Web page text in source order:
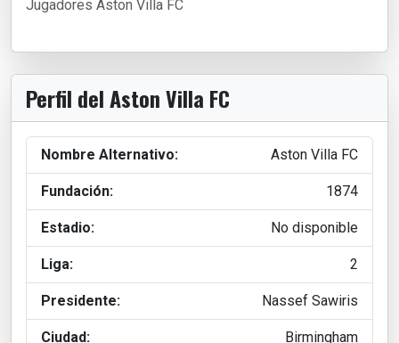
Jugadores Aston Villa FC
Perfil del Aston Villa FC
Nombre Alternativo: Aston Villa FC
Fundación: 1874
Estadio: No disponible
Liga: 2
Presidente: Nassef Sawiris
Ciudad: Birmingham